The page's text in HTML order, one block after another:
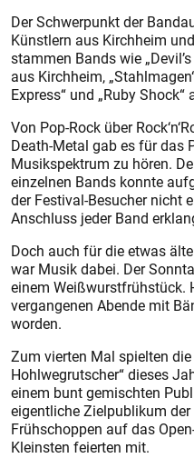
Der Schwerpunkt der
Künstlern aus Kirchheim
stammen Bands wie
aus Kirchheim,
Express“ und „Ruby
Von Pop-Rock über
Death-Metal gab es für das
Musikspektrum zu hören.
einzelnen Bands konnte
der Festival-Besucher nicht
Anschluss jeder Band
Doch auch für die etwas
war Musik dabei. Der
einem Weißwurstfrühstück.
vergangenen Abende mit
worden.
Zum vierten Mal spielten
Hohlwegrutscher“ dieses
einem bunt gemischten
eigentliche Zielpublikum
Frühschoppen auf das
Kleinsten feierten mit.